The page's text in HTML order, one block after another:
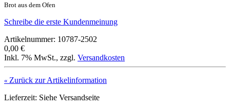
Brot aus dem Ofen
Schreibe die erste Kundenmeinung
Artikelnummer: 10787-2502
0,00 €
Inkl. 7% MwSt., zzgl. Versandkosten
« Zurück zur Artikelinformation
Lieferzeit: Siehe Versandseite